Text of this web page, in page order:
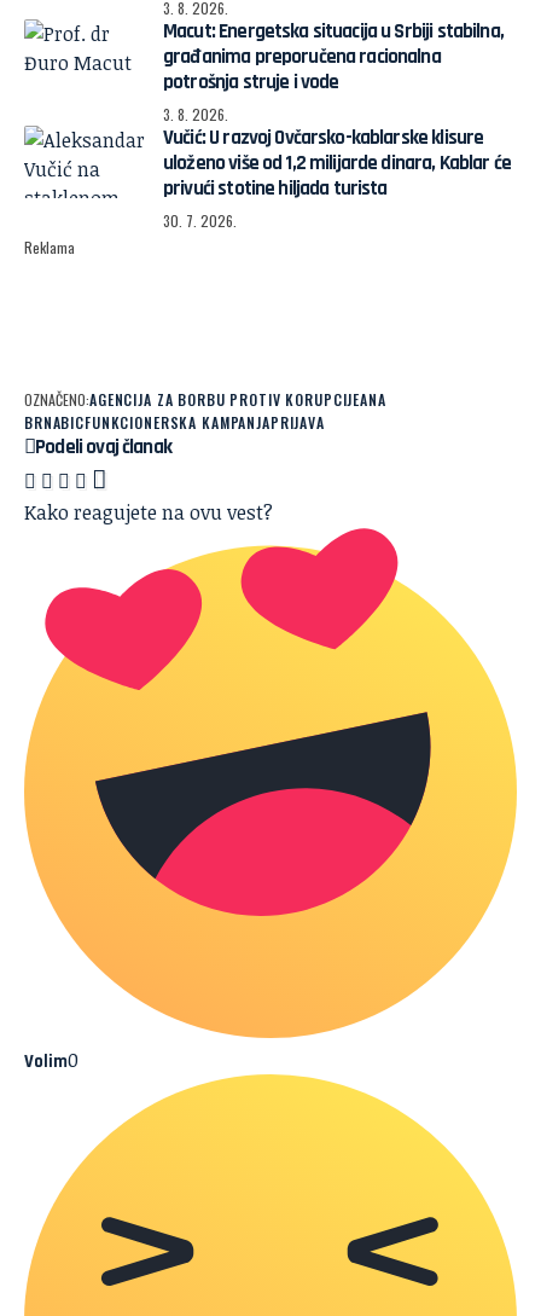
3. 8. 2026.
Macut: Energetska situacija u Srbiji stabilna,
građanima preporučena racionalna
potrošnja struje i vode
3. 8. 2026.
Vučić: U razvoj Ovčarsko-kablarske klisure
uloženo više od 1,2 milijarde dinara, Kablar će
privući stotine hiljada turista
30. 7. 2026.
Reklama
OZNAČENO:AGENCIJA ZA BORBU PROTIV KORUPCIJEANA
BRNABICFUNKCIONERSKA KAMPANJAPRIJAVA
Podeli ovaj članak
Kako reagujete na ovu vest?
Volim0